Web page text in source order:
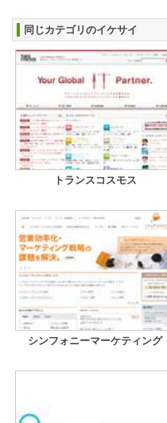
同じカテゴリのイケサイ
トランスコスモス
シンフォニーマーケティング